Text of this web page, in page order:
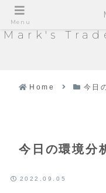
Mark's
Home 今日
今日の環境分
2022.09.05
Menu